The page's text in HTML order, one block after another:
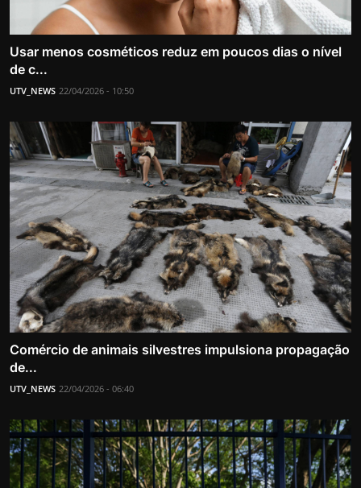
Usar menos cosméticos reduz em poucos dias o nível
de c...
UTV_NEWS 22/04/2026 - 10:50
Comércio de animais silvestres impulsiona propagação
de...
UTV_NEWS 22/04/2026 - 06:40